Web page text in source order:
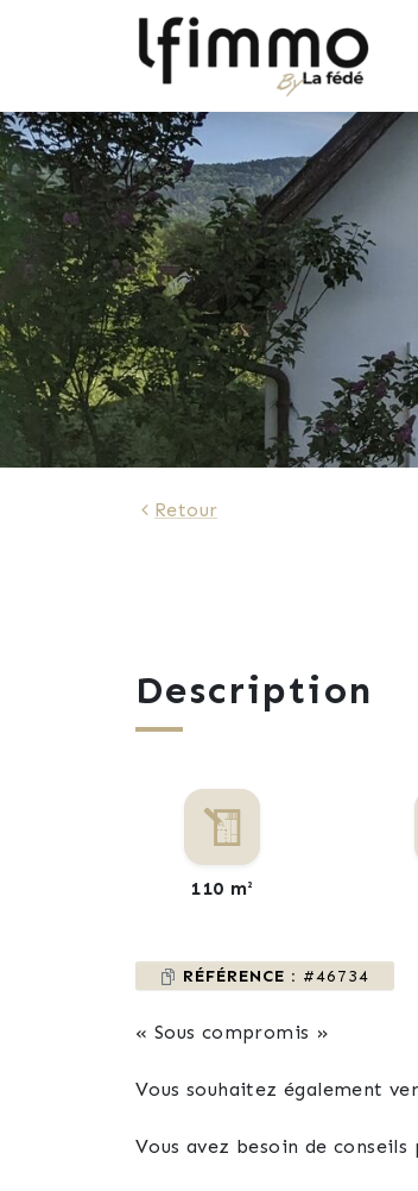
Retour
Description
110 m²
RÉFÉRENCE : #46734
« Sous compromis »
Vous souhaitez également
Vous avez besoin de